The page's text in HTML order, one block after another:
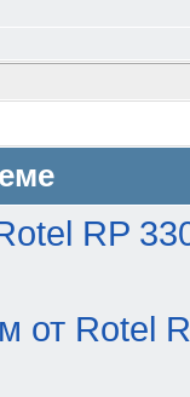
RP
от Rotel